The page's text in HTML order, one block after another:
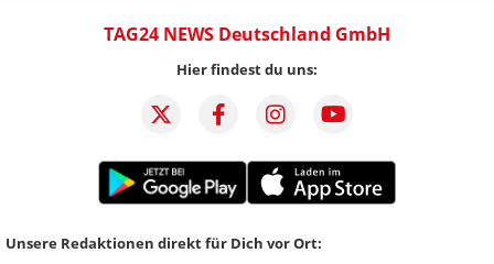
TAG24 NEWS Deutschland GmbH
Hier findest du uns:
Unsere Redaktionen direkt für Dich vor Ort: